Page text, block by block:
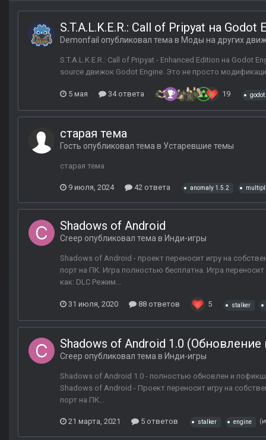
S.T.A.L.K.E.R.: Call of Pripyat на Godot
Demonfail опубликовал тема в Моды на других
S.T.A.L.K.E.R.: Call of Pripyat - Enhanced Edition на
source движок Godot Engine. Это не просто
5 мая 34 ответа 19 godot
старая тема
Гость опубликовал тема в Устаревшие темы
старая тема
9 июля, 2024 42 ответа anomaly 1.5.2
Shadows of Android
Creep опубликовал тема в Инди-игры
Shadows of Android - проект переносит игру на
порт на ПК. Игра полностью бесплатна. Игра
как: DLC Режим...
31 июля, 2020 88 ответов 5 stalker
Shadows of Android 1.0
Creep опубликовал тема в Инди-игры
Shadows of Android 1.0 - полностью обновлен и
Shadows of Android - Проект переносит игру на
порт на ПК...
21 марта, 2021 5 ответов stalker engine